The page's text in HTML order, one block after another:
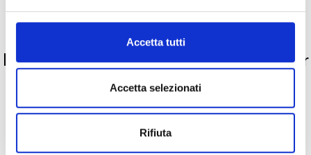
Accetta tutti
Accetta selezionati
Rifiuta
PRODOTTI SIMILI
La nostra selezione di prodotti scelti per
te